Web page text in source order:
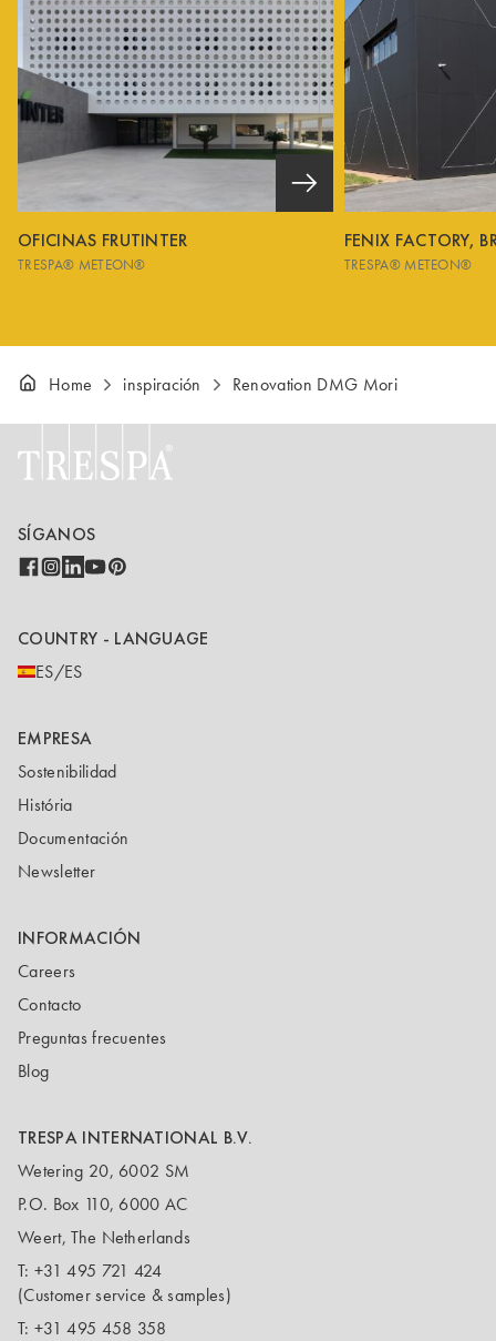
OFICINAS FRUTINTER
TRESPA® METEON®
FENIX FACTORY,
TRESPA® METEON®
Home inspiración Renovation DMG Mori
SÍGANOS
COUNTRY - LANGUAGE
ES/ES
EMPRESA
Sostenibilidad
História
Documentación
Newsletter
INFORMACIÓN
Careers
Contacto
Preguntas frecuentes
Blog
TRESPA INTERNATIONAL B.V.
Wetering 20, 6002 SM
P.O. Box 110, 6000 AC
Weert, The Netherlands
T: +31 495 721 424
(Customer service & samples)
T: +31 495 458 358